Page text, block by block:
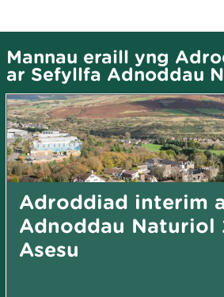
Mannau eraill yng
ar Sefyllfa Adnoddau
Adroddiad interim
Adnoddau Naturiol
Asesu